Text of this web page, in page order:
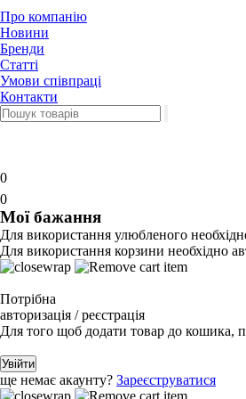
Про компанію
Новини
Бренди
Статті
Умови співпраці
Контакти
0
0
Мої бажання
Для використання улюбленого
Для використання корзини необхідно
Потрібна
авторизація / реєстрація
Для того щоб додати товар до кошика,
Увійти
ще немає акаунту? Зареєструватися